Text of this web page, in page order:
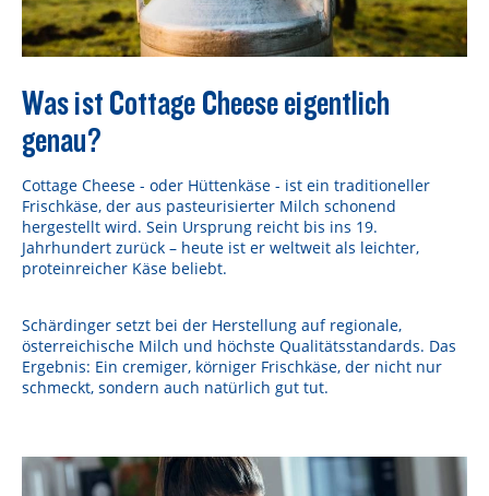
Was ist Cottage Cheese eigentlich
genau?
Cottage Cheese - oder Hüttenkäse - ist ein traditioneller
Frischkäse, der aus pasteurisierter Milch schonend
hergestellt wird. Sein Ursprung reicht bis ins 19.
Jahrhundert zurück – heute ist er weltweit als leichter,
proteinreicher Käse beliebt.
Schärdinger setzt bei der Herstellung auf regionale,
österreichische Milch und höchste Qualitätsstandards. Das
Ergebnis: Ein cremiger, körniger Frischkäse, der nicht nur
schmeckt, sondern auch natürlich gut tut.